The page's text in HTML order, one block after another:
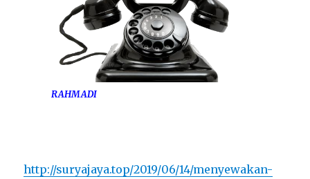
RAHMADI
http://suryajaya.top/2019/06/14/menyewakan-